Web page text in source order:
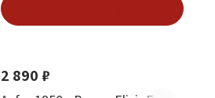
2 890 ₽